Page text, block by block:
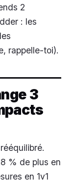
2
: les
rappelle-toi).
3
% de plus en
en 1v1